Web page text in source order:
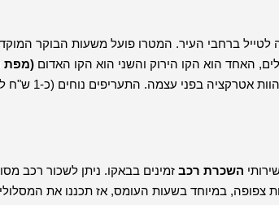
לטייל ברחבי העיר. המטרו פועל משעות הבוקר
האחד הוא הקו הירוק והשני הוא הקו האדום (מפת
התחנות
השכרת רכב זמינים בבאקו. ניתן לשכור רכב
צפופה, במיוחד בשעות העומס, אז תכננו את